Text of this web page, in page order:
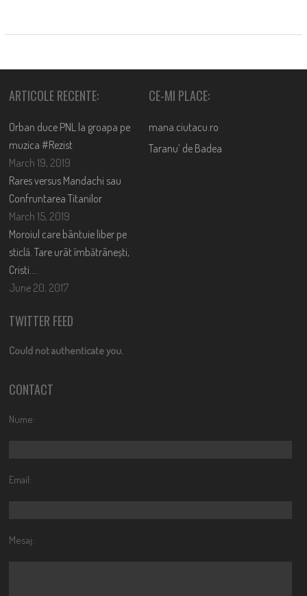
ARTICOLE RECENTE:
Orban duce PNL la groapa pe
muzica #Rezist
March 19, 2019
Rares versus Mandachi sau
Confruntarea Titanilor
March 15, 2019
Moroiul care bântuie liber pe
sticlă. Tare urât îmbătrânești,
Cristi….
June 20, 2017
CE-MI PLACE:
mana.ciutacu.ro
Taranu’ de Badea
TWITTER FEED
Could not authenticate you.
CONTACT
Nume:
Email:
Mesaj: